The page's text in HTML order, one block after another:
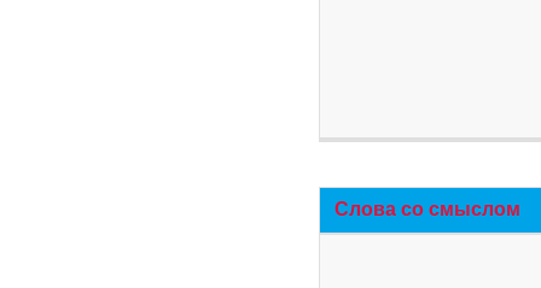
Слова со смыслом